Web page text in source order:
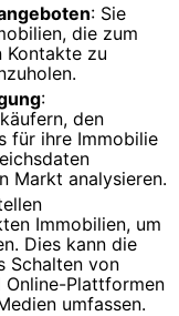
: Sie
die zum
Kontakte zu
:
den
für ihre Immobilie
Markt analysieren.
Immobilien, um
Dies kann die
Schalten von
Online-Plattformen
umfassen.